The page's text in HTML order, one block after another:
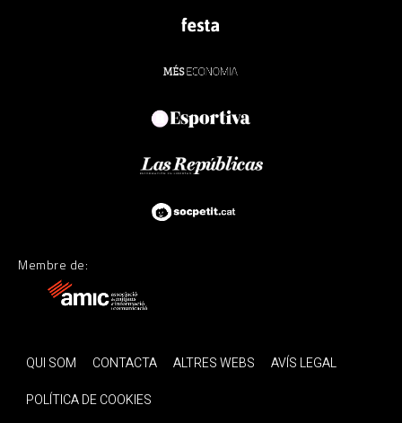
Membre de:
QUI SOM CONTACTA ALTRES WEBS
AVÍS LEGAL
POLÍTICA DE COOKIES